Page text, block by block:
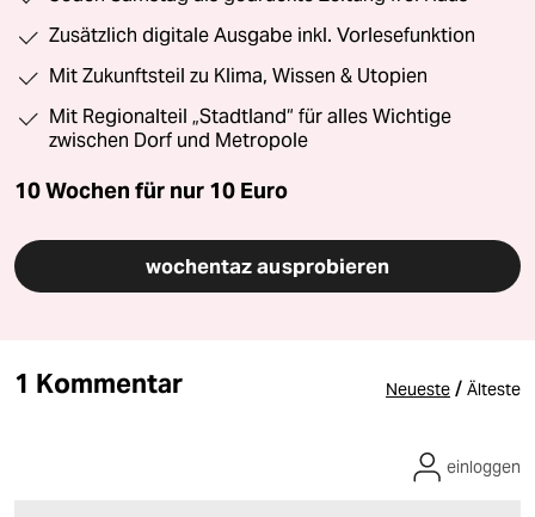
Zusätzlich digitale Ausgabe inkl. Vorlesefunktion
Mit Zukunftsteil zu Klima, Wissen & Utopien
Mit Regionalteil „Stadtland“ für alles Wichtige
zwischen Dorf und Metropole
10 Wochen für nur 10 Euro
wochentaz ausprobieren
1 Kommentar Neueste / Älteste
einloggen